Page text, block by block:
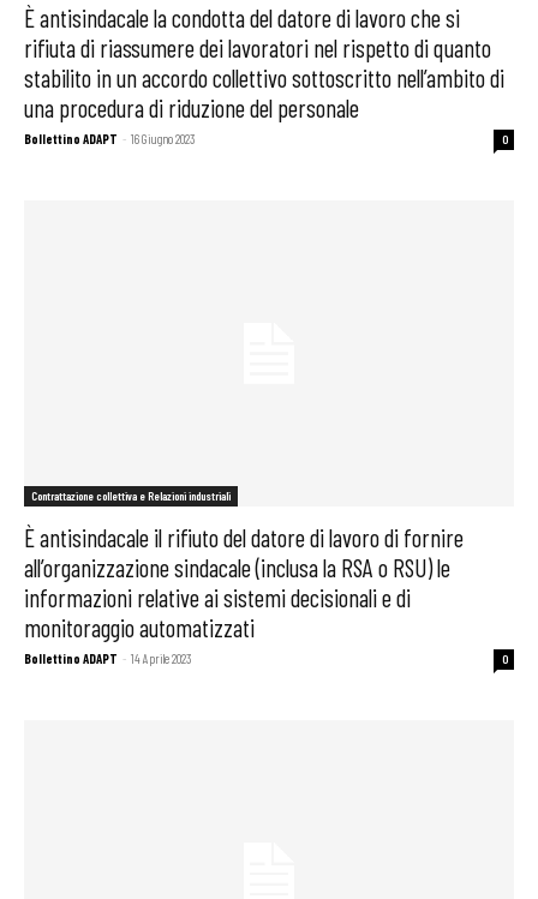
È antisindacale la condotta del datore di lavoro che si
rifiuta di riassumere dei lavoratori nel rispetto di quanto
stabilito in un accordo collettivo sottoscritto nell’ambito di
una procedura di riduzione del personale
Bollettino ADAPT - 16 Giugno 2023 0
Contrattazione collettiva e Relazioni industriali
È antisindacale il rifiuto del datore di lavoro di fornire
all’organizzazione sindacale (inclusa la RSA o RSU) le
informazioni relative ai sistemi decisionali e di
monitoraggio automatizzati
Bollettino ADAPT - 14 Aprile 2023 0